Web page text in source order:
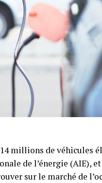
14 millions de véhicules
de l’énergie (AIE),
sur le marché de